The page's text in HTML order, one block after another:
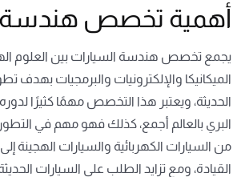
أهمية تخصص هندسة
يجمع تخصص هندسة السيارات بين العلوم
الميكانيكا والإلكترونيات والبرمجيات بهدف
الحديثة، ويعتبر هذا التخصص مهمًا كثيرًا
البري بالعالم أجمع، كذلك فهو مهم في
من السيارات الكهربائية والسيارات الهجينة
القيادة، ومع تزايد الطلب على السيارات